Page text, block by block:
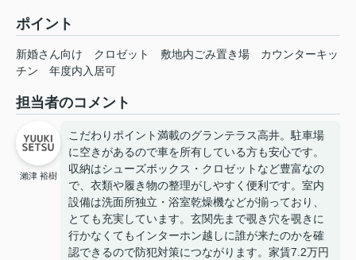
ポイント
新婚さん向け クロゼット 敷地内ごみ置き場
カウンターキッ
チン
年度内入居可
担当者のコメント
瀨津 裕樹
こだわりポイント満載のグランテラス高井。駐車場
に空きがあるので車を所有している方も安心です。
収納はシューズボックス・クロゼットなど豊富なの
で、衣類や履き物の整理がしやすく便利です。室内
設備は洗面所独立・浴室乾燥機などが揃っており、
とても充実しています。玄関先まで覗き穴を覗きに
行かなくてもインターホン越しに誰が来たのかを確
認できるので防犯対策につながります。家賃7.2万円